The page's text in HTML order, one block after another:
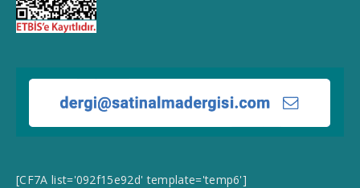
[CF7A list='092f15e92d' template='temp6']